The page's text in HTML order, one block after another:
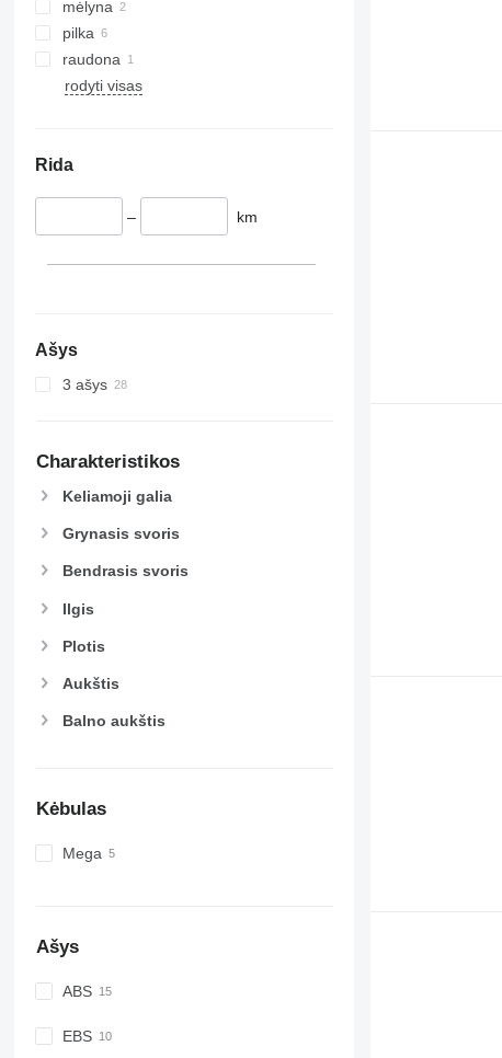
mėlyna
pilka
raudona
rodyti visas
Rida
– km
Ašys
3 ašys
Charakteristikos
Keliamoji galia
Grynasis svoris
Bendrasis svoris
Ilgis
Plotis
Aukštis
Balno aukštis
Kėbulas
Mega
Ašys
ABS
EBS